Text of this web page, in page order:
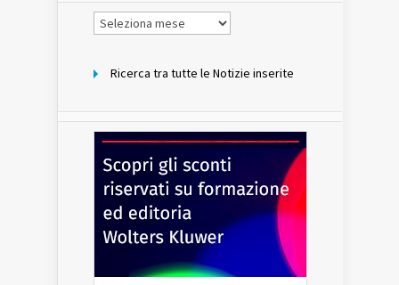
Notizie
per
Ricerca tra tutte le Notizie inserite